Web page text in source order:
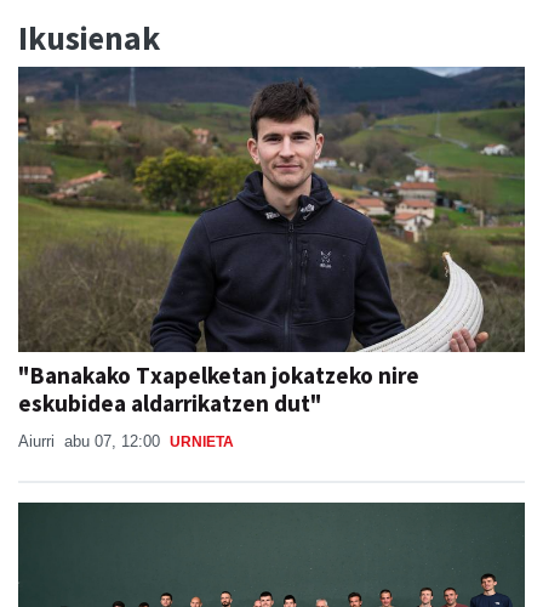
"Banakako Txapelketan jokatzeko nire
eskubidea aldarrikatzen dut"
Aiurri abu 07, 12:00 URNIETA